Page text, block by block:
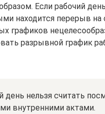
Если рабочий
находится перерыв на
графиков
разрывной график
нельзя считать
внутренними актами.